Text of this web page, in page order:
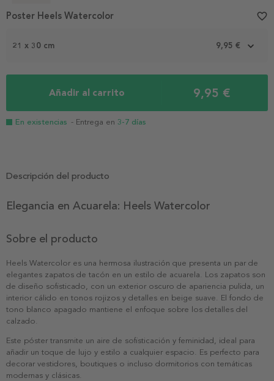
1
21 x 30 cm 9,95 €
Añadir al carrito 9,95 €
En existencias - Entrega en 3-7 días
Poster Heels Watercolor favorite_border
Descripción del producto
Elegancia en Acuarela: Heels Watercolor
Sobre el producto
Heels Watercolor es una hermosa ilustración que presenta un par de
elegantes zapatos de tacón en un estilo de acuarela. Los zapatos son
de diseño sofisticado, con un exterior oscuro de apariencia pulida, un
interior cálido en tonos rojizos y detalles en beige suave. El fondo de
tono blanco apagado mantiene el enfoque sobre los detalles del
calzado.
Este póster transmite un aire de sofisticación y feminidad, ideal para
añadir un toque de lujo y estilo a cualquier espacio. Es perfecto para
decorar vestidores, boutiques o incluso dormitorios con temáticas
modernas y clásicas.